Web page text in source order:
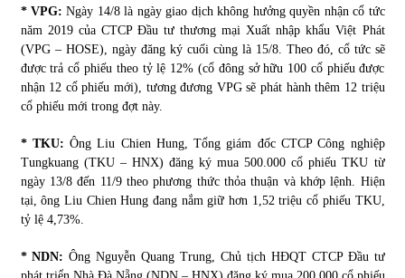
* VPG: Ngày 14/8 là ngày giao dịch không hưởng quyền nhận cổ tức
năm 2019 của CTCP Đầu tư thương mại Xuất nhập khẩu Việt Phát
(VPG – HOSE), ngày đăng ký cuối cùng là 15/8. Theo đó, cổ tức sẽ
được trả cổ phiếu theo tỷ lệ 12% (cổ đông sở hữu 100 cổ phiếu được
nhận 12 cổ phiếu mới), tương đương VPG sẽ phát hành thêm 12 triệu
cổ phiếu mới trong đợt này.
* TKU: Ông Liu Chien Hung, Tổng giám đốc CTCP Công nghiệp
Tungkuang (TKU – HNX) đăng ký mua 500.000 cổ phiếu TKU từ
ngày 13/8 đến 11/9 theo phương thức thỏa thuận và khớp lệnh. Hiện
tại, ông Liu Chien Hung đang nắm giữ hơn 1,52 triệu cổ phiếu TKU,
tỷ lệ 4,73%.
* NDN: Ông Nguyễn Quang Trung, Chủ tịch HĐQT CTCP Đầu tư